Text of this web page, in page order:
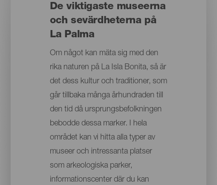
De viktigaste museerna
och sevärdheterna på
La Palma
Om något kan mäta sig med den
rika naturen på La Isla Bonita, så är
det dess kultur och traditioner, som
går tillbaka många århundraden till
den tid då ursprungsbefolkningen
bebodde dessa marker. I hela
området kan vi hitta alla typer av
museer och intressanta platser
som arkeologiska parker,
informationscenter där du kan